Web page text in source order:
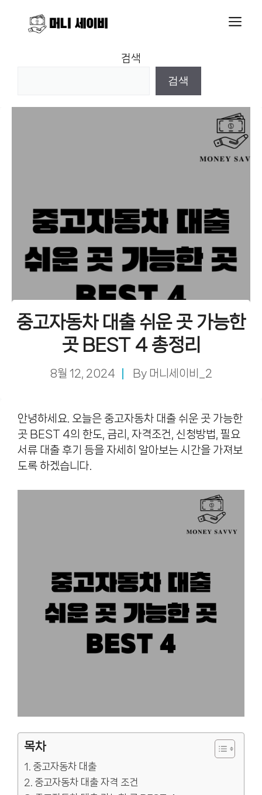
검색
검색
중고자동차 대출 쉬운 곳 가능한
곳 BEST 4 총정리
8월 12, 2024 By 머니세이비_2
안녕하세요. 오늘은 중고자동차 대출 쉬운 곳 가능한
곳 BEST 4의 한도, 금리, 자격조건, 신청방법, 필요
서류 대출 후기 등을 자세히 알아보는 시간을 가져보
도록 하겠습니다.
목차
중고자동차 대출
중고자동차 대출 자격 조건